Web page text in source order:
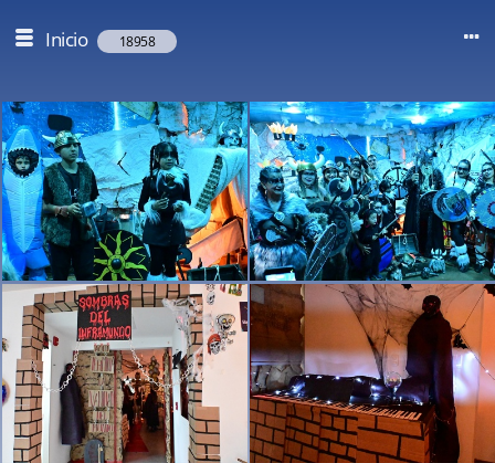
Inicio 18958